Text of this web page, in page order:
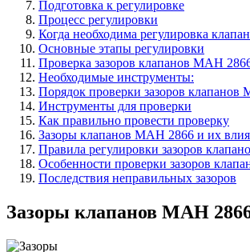
Подготовка к регулировке
Процесс регулировки
Когда необходима регулировка
Основные этапы регулировки
Проверка зазоров клапанов МАН
Необходимые инструменты:
Порядок проверки зазоров
Инструменты для проверки
Как правильно провести проверку
Зазоры клапанов МАН 2866 и их
Правила регулировки зазоров
Особенности проверки зазоров
Последствия неправильных зазоров
Зазоры клапанов МАН